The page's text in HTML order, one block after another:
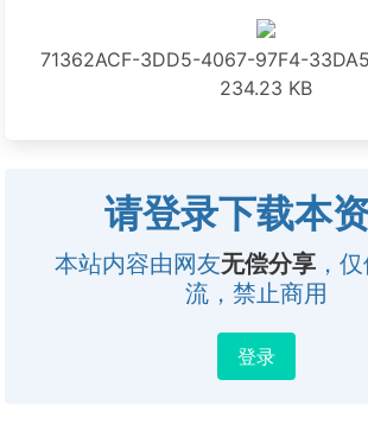
71362ACF-3DD5-4067-97F4-
234.23 KB
请登录下载本
本站内容由网友无偿分享 ，
流，禁止商用
登录